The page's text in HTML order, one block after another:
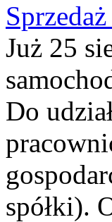
Już 25
Do
spółki).